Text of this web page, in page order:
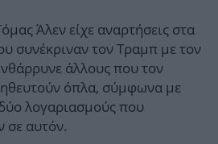
Άλεν είχε αναρτήσεις στα
συνέκριναν τον Τραμπ με τον
άλλους που τον
όπλα, σύμφωνα με
λογαριασμούς που
σε αυτόν.